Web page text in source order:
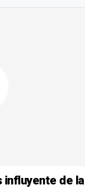
influyente de la